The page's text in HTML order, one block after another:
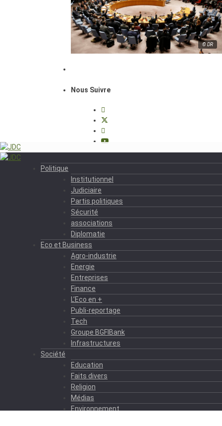
© DR
Nous Suivre
Politique
Institutionnel
Judiciaire
Partis politiques
Sécurité
associations
Diplomatie
Eco et Business
Agro-industrie
Energie
Entreprises
Finance
L’Eco en +
Publi-reportage
Tech
Groupe BGFIBank
Infrastructures
Société
Education
Faits divers
Religion
Médias
Environnement